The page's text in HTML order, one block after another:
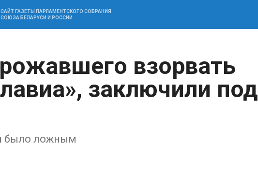
САЙТ ГАЗЕТЫ ПАРЛАМЕНТСКОГО СОБРАНИЯ
СОЮЗА БЕЛАРУСИ И РОССИИ
взорвать
заключили под
было ложным